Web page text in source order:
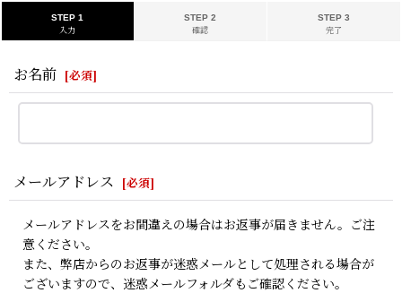
STEP 1
入力
STEP 2
確認
STEP 3
完了
お名前 [必須]
メールアドレス [必須]
メールアドレスをお間違えの場合はお返事が届きません。ご注
意ください。
また、弊店からのお返事が迷惑メールとして処理される場合が
ございますので、迷惑メールフォルダもご確認ください。